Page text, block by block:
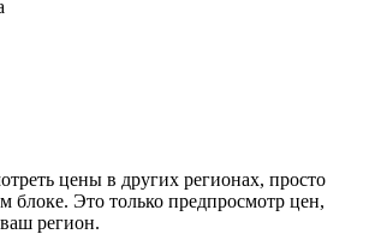
цены в других регионах, просто
блоке. Это только предпросмотр цен,
регион.